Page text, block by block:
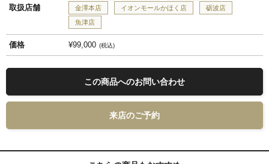
取扱店舗
金澤本店
イオンモールかほく店
砺波店
魚津店
価格 ¥99,000 税込
この商品へのお問い合わせ
来店のご予約